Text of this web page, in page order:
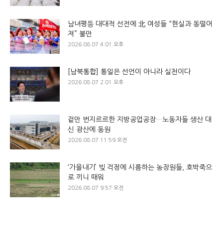
남녀평등 대대적 선전에 北 여성들 “현실과 동떨어
져” 불만
2026.08.07 4:01 오후
[남북통합] 통일은 선언이 아니라 실천이다
2026.08.07 2:01 오후
겉만 번지르르한 지방공업공장…노동자들 생산 대
신 광산에 동원
2026.08.07 11:59 오전
‘가을내기’ 빚 걱정에 시름하는 농장원들, 호박죽으
로 끼니 때워
2026.08.07 9:57 오전